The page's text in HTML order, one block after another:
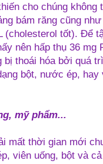
cho chúng không
bám răng cũng
(cholesterol tốt). Để
nên hấp thụ 36 mg
bị thoái hóa bởi quá
bột, nước ép, hay
mỹ phẩm...
mất thời gian mới
viên uống, bột và